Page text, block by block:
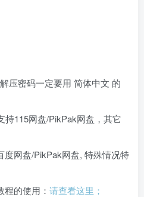
压密码一定要用 简体中文 的
持115网盘/PikPak网盘，其它
度网盘/PikPak网盘, 特殊情况特
的使用： 请查看这里；